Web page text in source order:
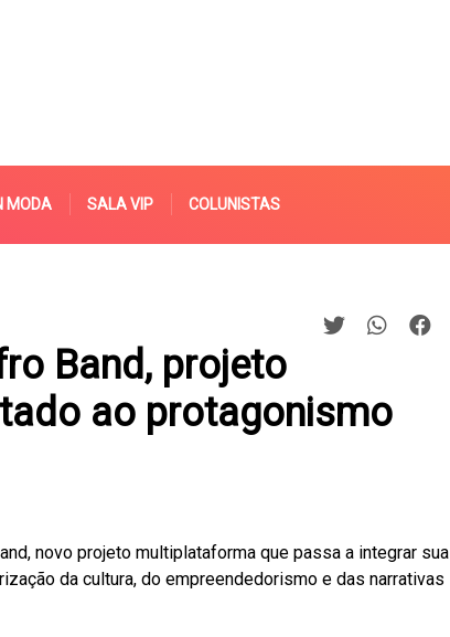
MODA SALA VIP COLUNISTAS
Band, projeto
ao protagonismo
novo projeto multiplataforma que passa a integrar sua
da cultura, do empreendedorismo e das narrativas